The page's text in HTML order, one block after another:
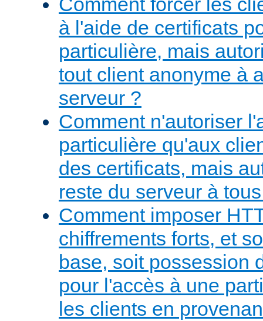
à l'aide de certificats
particulière, mais
tout client anonyme à
serveur ?
Comment n'autoriser
particulière qu'aux
des certificats, mais
reste du serveur à
Comment imposer
chiffrements forts, et
base, soit possession
pour l'accès à une
les clients en